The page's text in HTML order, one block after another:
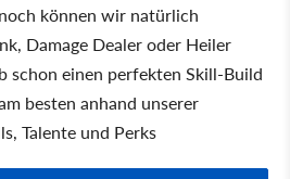
können wir natürlich
Damage Dealer oder Heiler
schon einen perfekten Skill-Build
besten anhand unserer
Talente und Perks